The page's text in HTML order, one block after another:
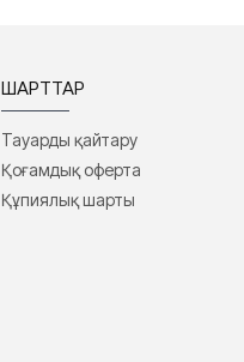
ШАРТТАР
Тауарды қайтару
Қоғамдық оферта
Құпиялық шарты